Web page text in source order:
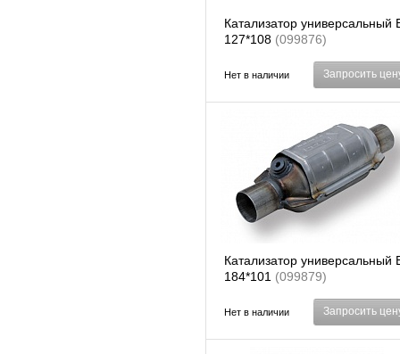
Катализатор универсальный
127*108 (099876)
Нет в наличии Запросить
Катализатор универсальный
184*101 (099879)
Нет в наличии Запросить